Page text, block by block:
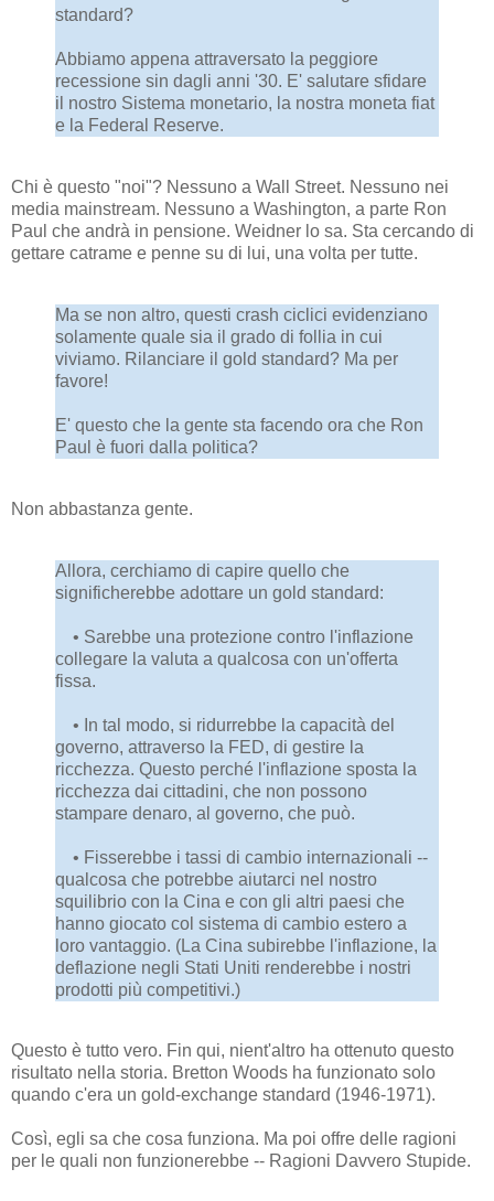
standard?
Abbiamo appena attraversato la peggiore
recessione sin dagli anni '30. E' salutare sfidare
il nostro Sistema monetario, la nostra moneta fiat
e la Federal Reserve.
Chi è questo "noi"? Nessuno a Wall Street. Nessuno nei
media mainstream. Nessuno a Washington, a parte Ron
Paul che andrà in pensione. Weidner lo sa. Sta cercando di
gettare catrame e penne su di lui, una volta per tutte.
Ma se non altro, questi crash ciclici evidenziano
solamente quale sia il grado di follia in cui
viviamo. Rilanciare il gold standard? Ma per
favore!
E' questo che la gente sta facendo ora che Ron
Paul è fuori dalla politica?
Non abbastanza gente.
Allora, cerchiamo di capire quello che
significherebbe adottare un gold standard:
• Sarebbe una protezione contro l'inflazione
collegare la valuta a qualcosa con un'offerta
fissa.
• In tal modo, si ridurrebbe la capacità del
governo, attraverso la FED, di gestire la
ricchezza. Questo perché l'inflazione sposta la
ricchezza dai cittadini, che non possono
stampare denaro, al governo, che può.
• Fisserebbe i tassi di cambio internazionali --
qualcosa che potrebbe aiutarci nel nostro
squilibrio con la Cina e con gli altri paesi che
hanno giocato col sistema di cambio estero a
loro vantaggio. (La Cina subirebbe l'inflazione, la
deflazione negli Stati Uniti renderebbe i nostri
prodotti più competitivi.)
Questo è tutto vero. Fin qui, nient'altro ha ottenuto questo
risultato nella storia. Bretton Woods ha funzionato solo
quando c'era un gold-exchange standard (1946-1971).
Così, egli sa che cosa funziona. Ma poi offre delle ragioni
per le quali non funzionerebbe -- Ragioni Davvero Stupide.